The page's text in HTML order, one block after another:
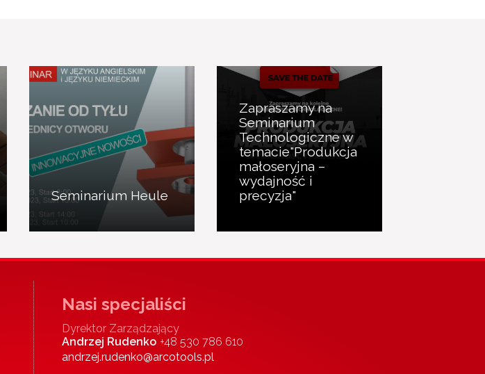
Seminarium Heule
Zapraszamy na
Seminarium
Technologiczne w
temacie"Produkcja
małoseryjna –
wydajność i
precyzja"
Nasi specjaliści
Dyrektor Zarządzający
Andrzej Rudenko +48 530 786 610
andrzej.rudenko@arcotools.pl